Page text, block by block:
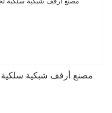
مصنع أرفف شبكية سلكية